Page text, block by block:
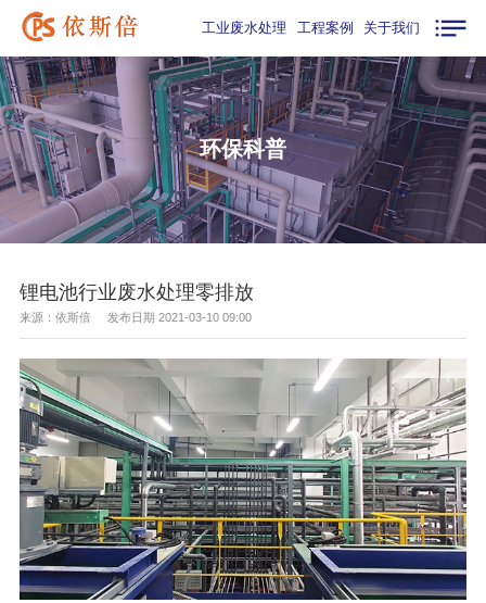
工业废水处理 工程案例 关于我们
环保科普
锂电池行业废水处理零排放
来源：依斯倍 发布日期 2021-03-10 09:00